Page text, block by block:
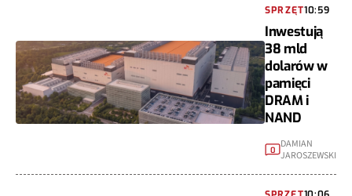
SPRZĘT10:59
Inwestują
38 mld
dolarów w
pamięci
DRAM i
NAND
0 DAMIAN
JAROSZEWSKI
SPRZĘT10:06